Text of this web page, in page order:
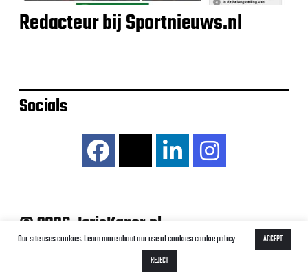
Redacteur bij Sportnieuws.nl
Socials
© 2026 JorisKaper.nl
Our site uses cookies. Learn more about our use of cookies: cookie policy
ACCEPT
REJECT